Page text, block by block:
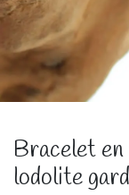
Bracelet
lodolite